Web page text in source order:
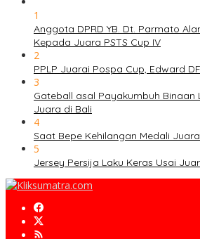
1
Anggota DPRD YB. Dt. Parmato
Kepada Juara PSTS Cup IV
2
PPLP Juarai Pospa Cup, Edward
3
Gateball asal Payakumbuh Binaan
Juara di Bali
4
Saat Bepe Kehilangan Medali
5
Jersey Persija Laku Keras Usai